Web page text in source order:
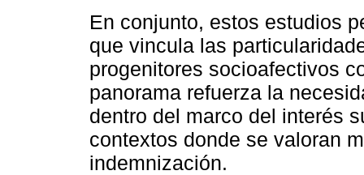
En conjunto, estos estudios
que vincula las
progenitores socioafectivos
panorama refuerza la
dentro del marco del interés
contextos donde se valoran
indemnización.